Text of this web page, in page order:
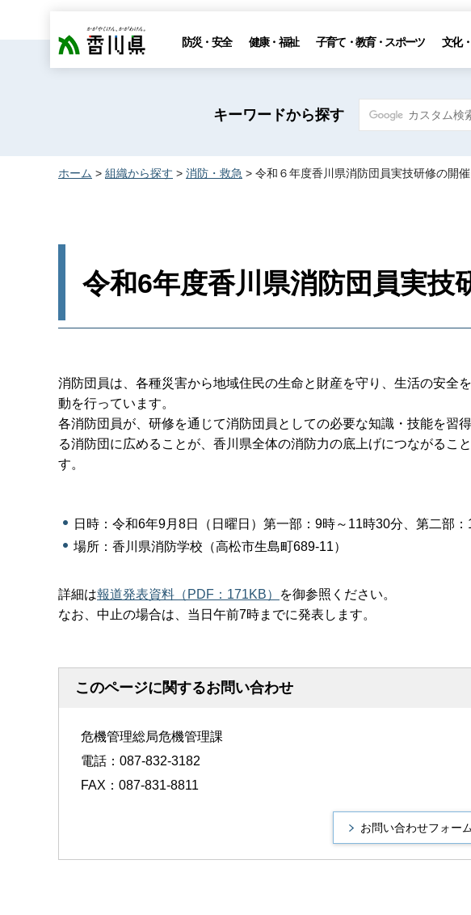
香川県 防災・安全 健康・福祉 子育て・教育・スポーツ 文化
キーワードから探す
ホーム > 組織から探す > 消防・救急 > 令和６年度香川県消防団員実技研修の開
令和6年度香川県消防団員実技
消防団員は、各種災害から地域住民の生命と財産を守り、生活の安全
動を行っています。
各消防団員が、研修を通じて消防団員としての必要な知識・技能を習
る消防団に広めることが、香川県全体の消防力の底上げにつながるこ
す。
日時：令和6年9月8日（日曜日）第一部：9時～11時30分、第二部
場所：香川県消防学校（高松市生島町689-11）
詳細は報道発表資料（PDF：171KB）
を御参照ください。
なお、中止の場合は、当日午前7時までに発表します。
このページに関するお問い合わせ
危機管理総局危機管理課
電話：087-832-3182
FAX：087-831-8811